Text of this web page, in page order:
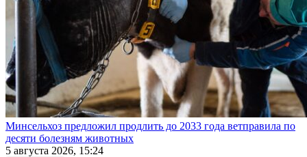
Минсельхоз предложил продлить до 2033 года ветправила по
десяти болезням животных
5 августа 2026, 15:24